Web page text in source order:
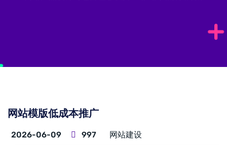
网站模版低成本推广
2026-06-09 997 网站建设